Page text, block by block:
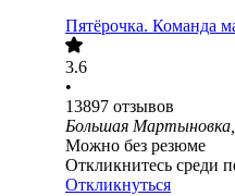
Пятёрочка. Команда
3.6
•
13897 отзывов
Большая
Можно без резюме
Откликнитесь среди
Откликнуться